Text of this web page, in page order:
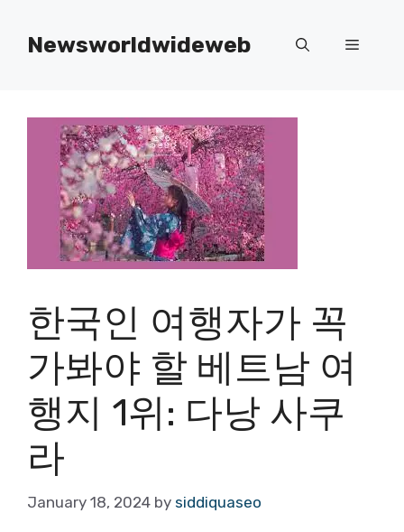
contentNewsworldwideweb Menu
한국인 여행자가 꼭
가봐야 할 베트남 여
행지 1위: 다낭 사쿠
라
January 18, 2024 by siddiquaseo